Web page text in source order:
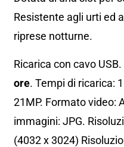
Resistente agli urti ed
riprese notturne.
Ricarica con cavo USB.
ore. Tempi di ricarica:
21MP. Formato video:
immagini: JPG.
(4032 x 3024)